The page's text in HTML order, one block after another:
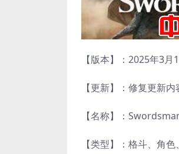
【版本】：2025年3
【更新】：修复更新
【名称】：
【类型】：格斗、角